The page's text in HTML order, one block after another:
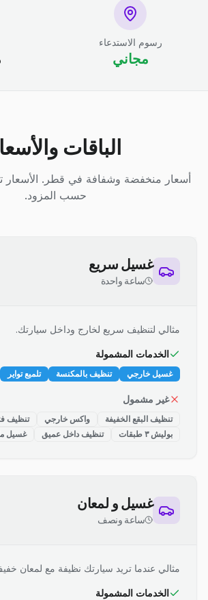
رسوم الاستدعاء
مجاني
الباقات
أسعار منخفضة وشفافة في قطر. الأسعار
حسب المزود.
غسيل سريع
ساعة واحدة
مثالي لتنظيف سريع لخارج وداخل سيارتك.
الخدمات المشمولة
غسيل خارجي تنظيف بالمكنسة تلميع تواير
غير مشمول
تنظيف البقع الخفيفة واكس خارجي
تنظيف
بوليش ٣ طبقات
تنظيف داخل عميق غسيل
غسيل و لمعان
ساعة ونصف
مثالي عندما تريد سيارتك نظيفة مع لمعان
الخدمات المشمولة